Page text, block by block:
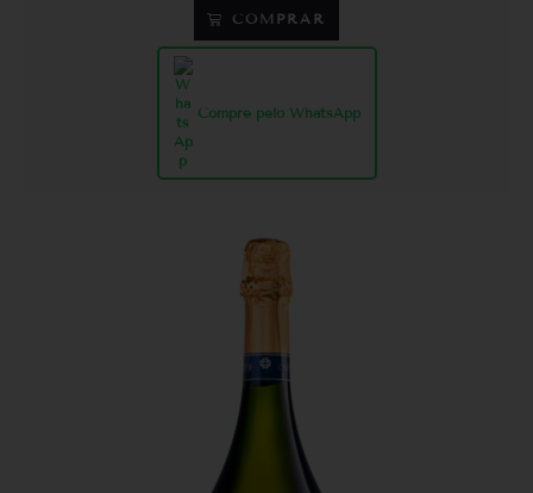
COMPRAR
Compre pelo WhatsApp